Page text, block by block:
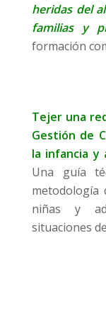
heridas del
familias y
formación
Tejer una
Gestión de
la infancia y
Una guía
metodología
niñas y
situaciones